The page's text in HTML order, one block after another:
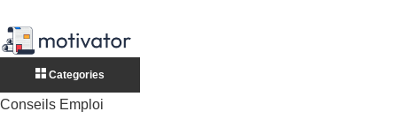
Categories
Conseils Emploi